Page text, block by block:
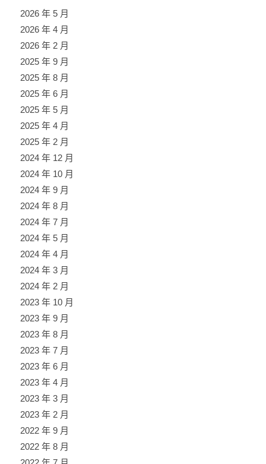
2026 年 5 月
2026 年 4 月
2026 年 2 月
2025 年 9 月
2025 年 8 月
2025 年 6 月
2025 年 5 月
2025 年 4 月
2025 年 2 月
2024 年 12 月
2024 年 10 月
2024 年 9 月
2024 年 8 月
2024 年 7 月
2024 年 5 月
2024 年 4 月
2024 年 3 月
2024 年 2 月
2023 年 10 月
2023 年 9 月
2023 年 8 月
2023 年 7 月
2023 年 6 月
2023 年 4 月
2023 年 3 月
2023 年 2 月
2022 年 9 月
2022 年 8 月